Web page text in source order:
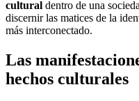
cultural dentro de una
discernir las matices de la
más interconectado.
Las
hechos culturales